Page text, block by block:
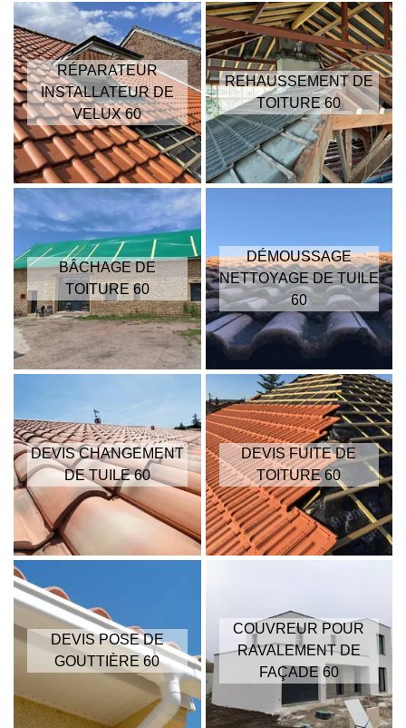
RÉPARATEUR
INSTALLATEUR DE
VELUX 60
REHAUSSEMENT DE
TOITURE 60
BÂCHAGE DE
TOITURE 60
DÉMOUSSAGE
NETTOYAGE DE TUILE
60
DEVIS CHANGEMENT
DE TUILE 60
DEVIS FUITE DE
TOITURE 60
DEVIS POSE DE
GOUTTIÈRE 60
COUVREUR POUR
RAVALEMENT DE
FAÇADE 60